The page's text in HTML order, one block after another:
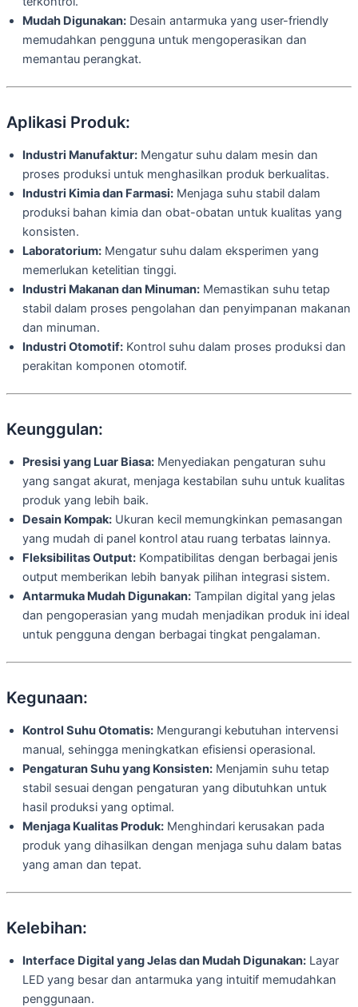
Mudah Digunakan: Desain antarmuka yang user-friendly
memudahkan pengguna untuk mengoperasikan dan
memantau perangkat.
Aplikasi Produk:
Industri Manufaktur: Mengatur suhu dalam mesin dan
proses produksi untuk menghasilkan produk berkualitas.
Industri Kimia dan Farmasi: Menjaga suhu stabil dalam
produksi bahan kimia dan obat-obatan untuk kualitas yang
konsisten.
Laboratorium: Mengatur suhu dalam eksperimen yang
memerlukan ketelitian tinggi.
Industri Makanan dan Minuman: Memastikan suhu tetap
stabil dalam proses pengolahan dan penyimpanan makanan
dan minuman.
Industri Otomotif: Kontrol suhu dalam proses produksi dan
perakitan komponen otomotif.
Keunggulan:
Presisi yang Luar Biasa: Menyediakan pengaturan suhu
yang sangat akurat, menjaga kestabilan suhu untuk kualitas
produk yang lebih baik.
Desain Kompak: Ukuran kecil memungkinkan pemasangan
yang mudah di panel kontrol atau ruang terbatas lainnya.
Fleksibilitas Output: Kompatibilitas dengan berbagai jenis
output memberikan lebih banyak pilihan integrasi sistem.
Antarmuka Mudah Digunakan: Tampilan digital yang jelas
dan pengoperasian yang mudah menjadikan produk ini ideal
untuk pengguna dengan berbagai tingkat pengalaman.
Kegunaan:
Kontrol Suhu Otomatis: Mengurangi kebutuhan intervensi
manual, sehingga meningkatkan efisiensi operasional.
Pengaturan Suhu yang Konsisten: Menjamin suhu tetap
stabil sesuai dengan pengaturan yang dibutuhkan untuk
hasil produksi yang optimal.
Menjaga Kualitas Produk: Menghindari kerusakan pada
produk yang dihasilkan dengan menjaga suhu dalam batas
yang aman dan tepat.
Kelebihan:
Interface Digital yang Jelas dan Mudah Digunakan: Layar
LED yang besar dan antarmuka yang intuitif memudahkan
penggunaan.